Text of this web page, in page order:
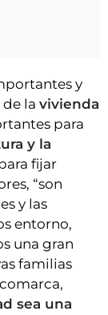
y
la vivienda
para
y la
fijar
“son
y las
entorno,
una gran
familias
sea una